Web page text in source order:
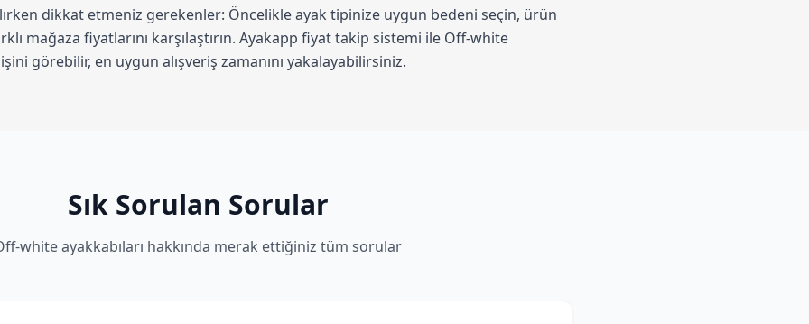
dikkat etmeniz gerekenler: Öncelikle ayak tipinize uygun bedeni seçin, ürün
mağaza fiyatlarını karşılaştırın. Ayakapp fiyat takip sistemi ile Off-white
görebilir, en uygun alışveriş zamanını yakalayabilirsiniz.
Sık Sorulan Sorular
white ayakkabıları hakkında merak ettiğiniz tüm sorular